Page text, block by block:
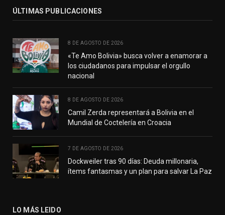
ÚLTIMAS PUBLICACIONES
8 DE AGOSTO DE 2026
«Te Amo Bolivia» busca volver a enamorar a
los ciudadanos para impulsar el orgullo
nacional
8 DE AGOSTO DE 2026
Camil Zerda representará a Bolivia en el
Mundial de Coctelería en Croacia
7 DE AGOSTO DE 2026
Dockweiler tras 90 días: Deuda millonaria,
ítems fantasmas y un plan para salvar La Paz
LO MÁS LEIDO